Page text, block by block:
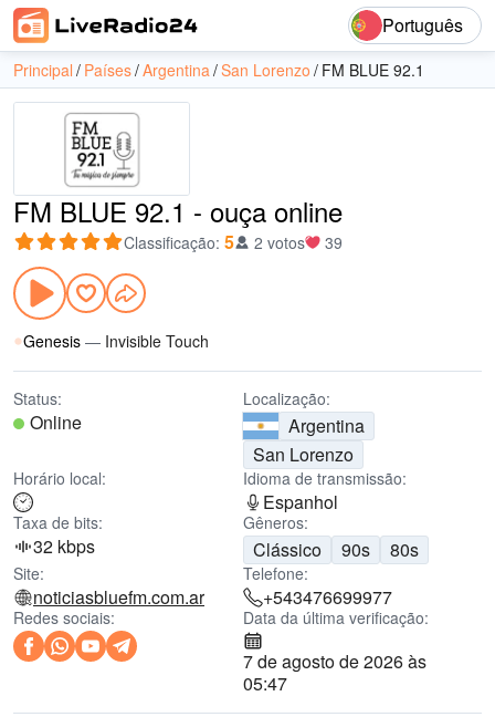
Português
Principal Países Argentina San Lorenzo FM BLUE 92.1
FM BLUE 92.1 - ouça online
Classificação: 5 2 votos 39
Genesis — Invisible Touch
Status:
Online
Localização:
Argentina
San Lorenzo
Horário local: Idioma de transmissão:
Espanhol
Taxa de bits:
32 kbps
Gêneros:
Clássico 90s 80s
Site:
noticiasbluefm.com.ar
Telefone:
+543476699977
Redes sociais: Data da última verificação:
7 de agosto de 2026 às
05:47